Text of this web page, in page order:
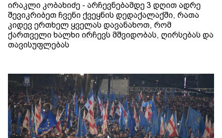
ირაკლი კობახიძე - არჩევნებამდე 3 დღით ადრე
შევიკრიბეთ ჩვენი ქვეყნის დედაქალაქში, რათა
კიდევ ერთხელ ყველას დავანახოთ, რომ
ქართველი ხალხი ირჩევს მშვიდობას, ღირსებას და
თავისუფლებას